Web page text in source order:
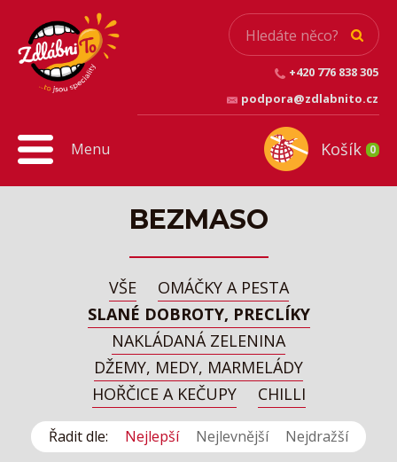
+420 776 838 305
podpora@zdlabnito.cz
Košík 0
Menu
BEZMASO
VŠE
OMÁČKY A PESTA
SLANÉ DOBROTY, PRECLÍKY
NAKLÁDANÁ ZELENINA
DŽEMY, MEDY, MARMELÁDY
HOŘČICE A KEČUPY
CHILLI
Řadit dle: Nejlepší Nejlevnější Nejdražší